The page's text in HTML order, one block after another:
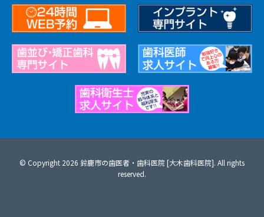
© Copyright 2026 鈴鹿市の歯医者・歯科医院 [大木歯科医院]. All rights
reserved.